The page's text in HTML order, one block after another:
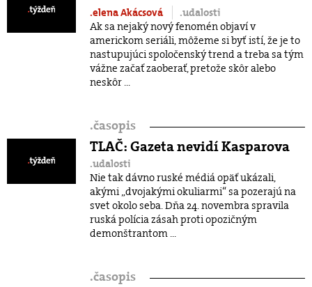
.elena Akácsová
.udalosti
Ak sa nejaký nový fenomén objaví v
americkom seriáli, môžeme si byť istí, že je to
nastupujúci spoločenský trend a treba sa tým
vážne začať zaoberať, pretože skôr alebo
neskôr ...
.časopis
TLAČ: Gazeta nevidí Kasparova
.udalosti
Nie tak dávno ruské médiá opäť ukázali,
akými „dvojakými okuliarmi“ sa pozerajú na
svet okolo seba. Dňa 24. novembra spravila
ruská polícia zásah proti opozičným
demonštrantom ...
.časopis